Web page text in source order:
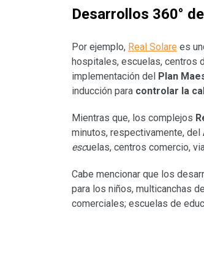
Desarrollos 360°
Por ejemplo, Real Solare es
hospitales, escuelas, centros
implementación del
Plan
inducción para controlar la
Mientras que, los complejos
minutos, respectivamente, del
escuelas, centros comercio,
Cabe mencionar que los
para los niños, multicanchas
comerciales; escuelas de